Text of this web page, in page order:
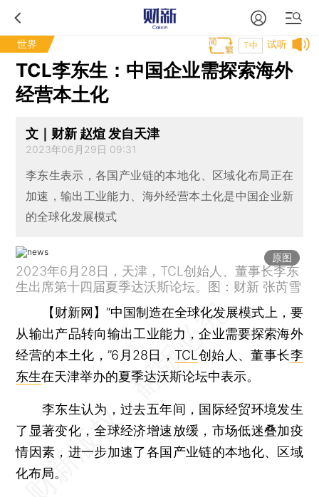
世界 试听
T中
TCL李东生：中国企业需探索海外
经营本土化
文｜财新 赵煊 发自天津
2023年06月29日 09:31
李东生表示，各国产业链的本地化、区域化布局正在
加速，输出工业能力、海外经营本土化是中国企业新
的全球化发展模式
原图
2023年6月28日，天津，TCL创始人、董事长李东
生出席第十四届夏季达沃斯论坛。图：财新 张芮雪
【财新网】 “中国制造在全球化发展模式上，要
从输出产品转向输出工业能力，企业需要探索海外
经营的本土化，”6月28日， TCL 创始人、董事长李
东生在天津举办的夏季达沃斯论坛中表示。
李东生认为，过去五年间，国际经贸环境发生
了显著变化，全球经济增速放缓，市场低迷叠加疫
情因素，进一步加速了各国产业链的本地化、区域
化布局。